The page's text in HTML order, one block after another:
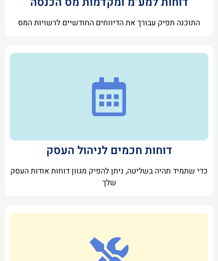
התוכנה תפיק עבורך את הדיווחים החודשיים לרשויות המס
דוחות חכמים לניהול העסק
כדי שתמיד תהיה בשליטה, ניתן להפיק מגוון דוחות אודות העסק
שלך